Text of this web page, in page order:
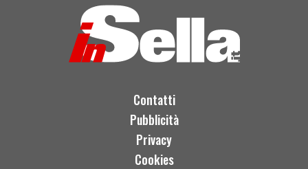
Contatti
Pubblicità
Privacy
Cookies